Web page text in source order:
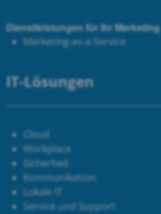
Dienstleistungen für Ihr Marketing
Marketing-as-a-Service
IT-Lösungen
Cloud
Workplace
Sicherheit
Kommunikation
Lokale IT
Service und Support